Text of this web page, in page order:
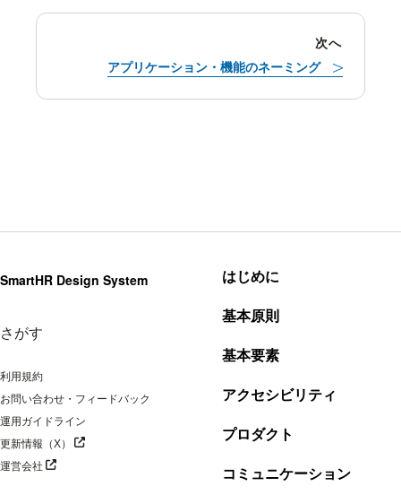
次へ
アプリケーション・機能のネーミング
SmartHR Design System
さがす
利用規約
お問い合わせ・フィードバック
運用ガイドライン
更新情報（X）
別タブで開く
運営会社
別タブで開く
はじめに
基本原則
基本要素
アクセシビリティ
プロダクト
コミュニケーション